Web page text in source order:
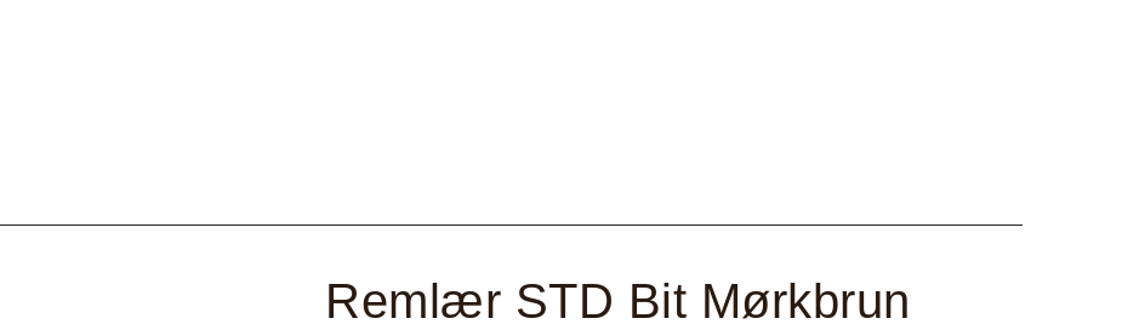
Remlær STD Bit Mørkbrun